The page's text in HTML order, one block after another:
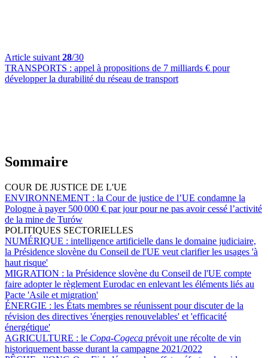
Article suivant 28/30
TRANSPORTS : appel à propositions de 7 milliards € pour
développer la durabilité du réseau de transport
Sommaire
COUR DE JUSTICE DE L'UE
ENVIRONNEMENT : la Cour de justice de l’UE condamne la
Pologne à payer 500 000 € par jour pour ne pas avoir cessé l’activité
de la mine de Turów
POLITIQUES SECTORIELLES
NUMÉRIQUE : intelligence artificielle dans le domaine judiciaire,
la Présidence slovène du Conseil de l'UE veut clarifier les usages 'à
haut risque'
MIGRATION : la Présidence slovène du Conseil de l'UE compte
faire adopter le règlement Eurodac en enlevant les éléments liés au
Pacte 'Asile et migration'
ÉNERGIE : les États membres se réunissent pour discuter de la
révision des directives 'énergies renouvelables' et 'efficacité
énergétique'
AGRICULTURE : le Copa-Cogeca prévoit une récolte de vin
historiquement basse durant la campagne 2021/2022